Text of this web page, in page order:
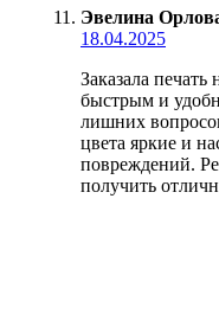
Эвелина
18.04.2025
Заказала печать
быстрым и
лишних
цвета яркие и
повреждений.
получить